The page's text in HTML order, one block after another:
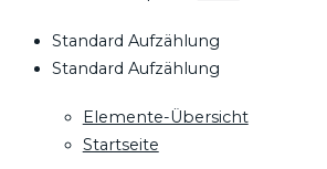
Standard Aufzählung
Standard Aufzählung
Elemente-Übersicht
Startseite